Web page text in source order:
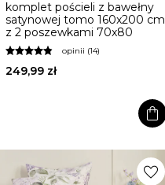
komplet pościeli z bawełny
satynowej tomo 160x200 cm
z 2 poszewkami 70x80
opinii (14)
249,99 zł
shopping_bag
favorite